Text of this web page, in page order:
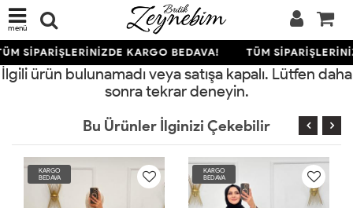
menü
SİPARİŞLERİNİZDE KARGO BEDAVA! TÜM
İlgili ürün bulunamadı veya satışa kapalı. Lütfen daha
sonra tekrar deneyin.
Bu Ürünler İlginizi Çekebilir
KARGO
BEDAVA
KARGO
BEDAVA